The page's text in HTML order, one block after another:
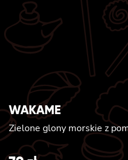
WAKAME
Zielone glony morskie z